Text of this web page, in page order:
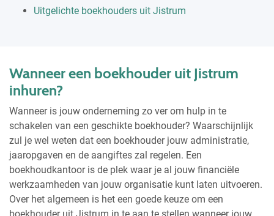
Uitgelichte boekhouders uit Jistrum
Wanneer een boekhouder uit Jistrum
inhuren?
Wanneer is jouw onderneming zo ver om hulp in te
schakelen van een geschikte boekhouder? Waarschijnlijk
zul je wel weten dat een boekhouder jouw administratie,
jaaropgaven en de aangiftes zal regelen. Een
boekhoudkantoor is de plek waar je al jouw financiële
werkzaamheden van jouw organisatie kunt laten uitvoeren.
Over het algemeen is het een goede keuze om een